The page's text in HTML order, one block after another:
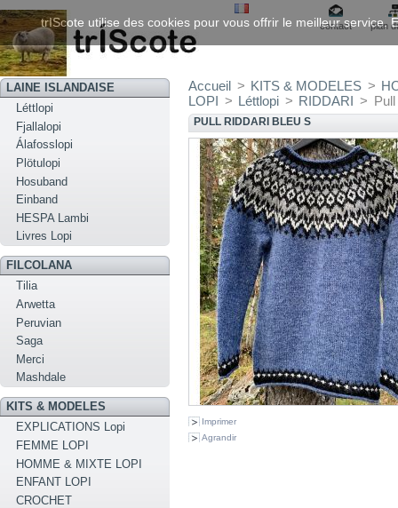
contact plan
LAINE ISLANDAISE
Léttlopi
Fjallalopi
Álafosslopi
Plötulopi
Hosuband
Einband
HESPA Lambi
Livres Lopi
FILCOLANA
Tilia
Arwetta
Peruvian
Saga
Merci
Mashdale
KITS & MODELES
EXPLICATIONS Lopi
FEMME LOPI
HOMME & MIXTE LOPI
ENFANT LOPI
CROCHET
Accueil > KITS & MODELES >
LOPI > Léttlopi > RIDDARI >
PULL RIDDARI BLEU S
Imprimer
Agrandir
trIScote utilise des cookies pour vous offrir le meilleur